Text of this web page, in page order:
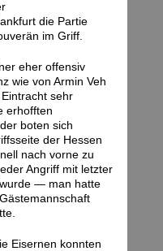
die Partie
im Griff.
eher offensiv
wie von Armin Veh
sehr
erhofften
boten sich
der Hessen
nach vorne zu
Angriff mit letzter
— man hatte
Eisernen konnten